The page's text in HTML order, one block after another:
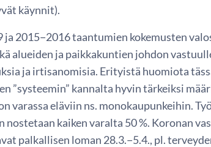
käynnit).
ja 2015−2016 taantumien kokemusten
alueiden ja paikkakuntien johdon
ja irtisanomisia. Erityistä huomiota
”systeemin” kannalta hyvin tärkeiksi
varassa eläviin ns. monokaupunkeihin.
kaiken varalta 50 %. Koronan
palkallisen loman 28.3.−5.4., pl.